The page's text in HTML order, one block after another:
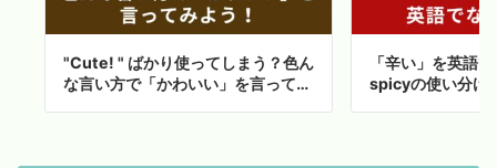
"Cute! " ばかり使ってしまう？色ん
な言い方で「かわいい」を言って…
「辛い」を英語
spicyの使い分け